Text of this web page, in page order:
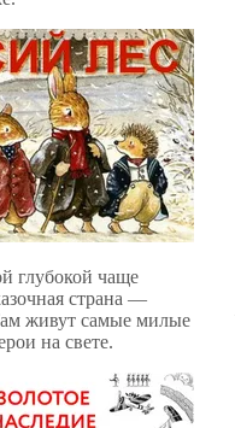
глубокой чаще
страна —
живут самые милые
на свете.